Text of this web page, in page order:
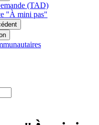
(TAD)
"À mini pas"